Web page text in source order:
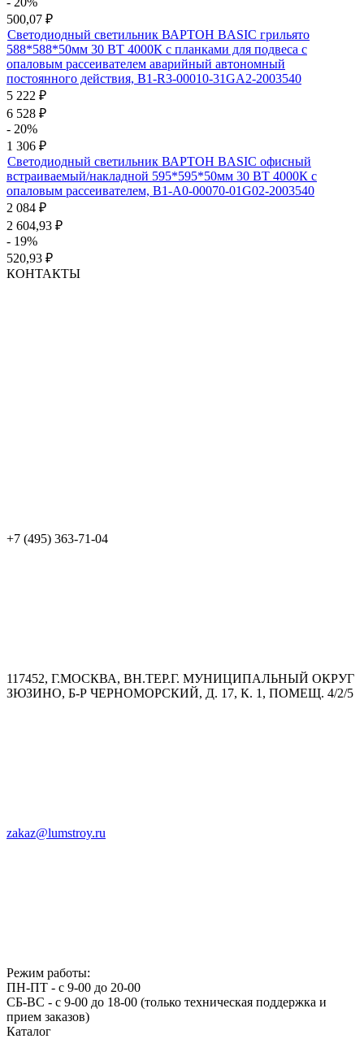
500,07 ₽
Светодиодный светильник ВАРТОН BASIC грильято
588*588*50мм 30 ВТ 4000К с планками для подвеса с
опаловым рассеивателем аварийный автономный
постоянного действия, B1-R3-00010-31GA2-2003540
5 222 ₽
6 528 ₽
- 20%
1 306 ₽
Светодиодный светильник ВАРТОН BASIC офисный
встраиваемый/накладной 595*595*50мм 30 ВТ 4000К с
опаловым рассеивателем, B1-A0-00070-01G02-2003540
2 084 ₽
2 604,93 ₽
- 19%
520,93 ₽
КОНТАКТЫ
+7 (495) 363-71-04
117452, Г.МОСКВА, ВН.ТЕР.Г. МУНИЦИПАЛЬНЫЙ ОКРУГ
ЗЮЗИНО, Б-Р ЧЕРНОМОРСКИЙ, Д. 17, К. 1, ПОМЕЩ. 4/2/5
zakaz@lumstroy.ru
Режим работы:
ПН-ПТ - с 9-00 до 20-00
СБ-ВС - с 9-00 до 18-00 (только техническая поддержка и
прием заказов)
Каталог